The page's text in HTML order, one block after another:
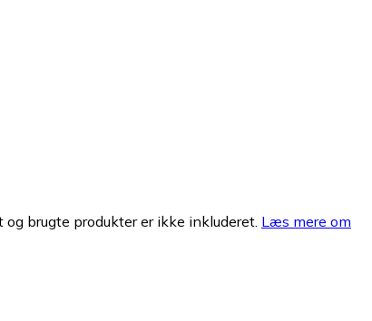
brugte produkter er ikke inkluderet. Læs mere om